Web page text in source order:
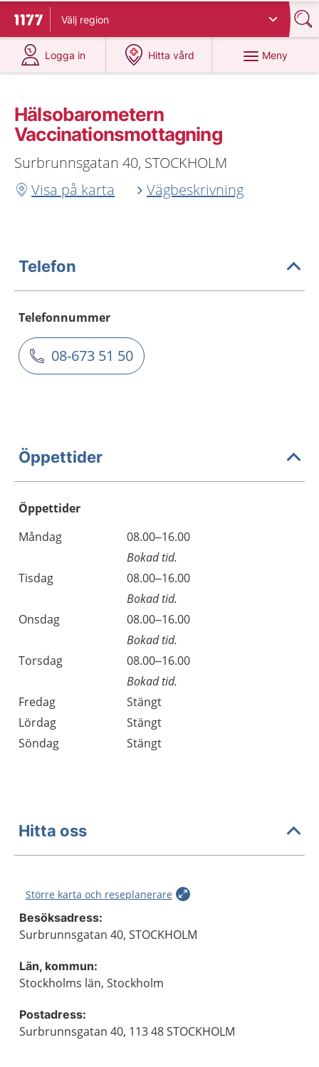
Till startsidan för 1177
Välj region
Logga in
på 1177.se
Hitta vård
på 1177.se
Meny
Hälsobarometern
Vaccinationsmottagning
Surbrunnsgatan 40, STOCKHOLM
Visa på karta
Vägbeskrivning
Telefon
Telefonnummer
08-673 51 50
Öppettider
Öppettider
Dag
Öppettider
Kommentarer
Måndag
08.00–16.00
Bokad tid.
Tisdag
08.00–16.00
Bokad tid.
Onsdag
08.00–16.00
Bokad tid.
Torsdag
08.00–16.00
Bokad tid.
Fredag
Stängt
Lördag
Stängt
Söndag
Stängt
Hitta oss
Större karta och reseplanerare
Besöksadress:
Surbrunnsgatan 40, STOCKHOLM
Län, kommun:
Stockholms län, Stockholm
Postadress:
Surbrunnsgatan 40, 113 48 STOCKHOLM